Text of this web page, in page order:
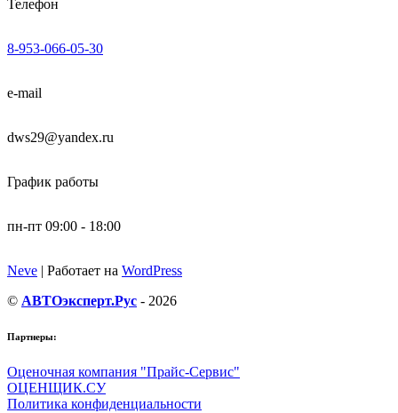
Телефон
8-953-066-05-30
e-mail
dws29@yandex.ru
График работы
пн-пт 09:00 - 18:00
Neve | Работает на WordPress
© АВТОэксперт.Рус - 2026
Партнеры:
Оценочная компания "Прайс-Сервис"
ОЦЕНЩИК.СУ
Политика конфиденциальности